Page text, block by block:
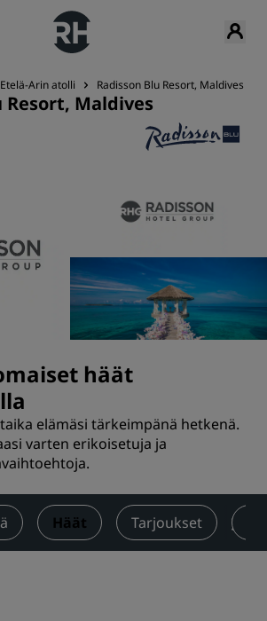
Etelä-Arin atolli Radisson Blu Resort, Maldives
Resort, Maldives
häät
elämäsi tärkeimpänä hetkenä.
varten erikoisetuja ja
Häät Tarjoukset